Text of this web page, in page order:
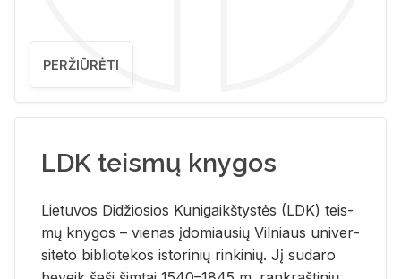
PERŽIŪRĖTI
LDK teismų knygos
Lie­tu­vos Di­džio­sios Ku­ni­gaikš­tys­tės (LDK) teis­
mų kny­gos – vie­nas įdo­miau­sių Vil­niaus uni­ver­
si­te­to bi­b­lio­te­kos is­to­ri­nių rin­ki­nių. Jį su­da­ro